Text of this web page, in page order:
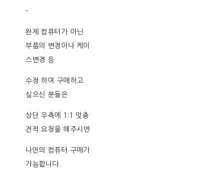
-
완제 컴퓨터가 아닌
부품의 변경이나 케이
스변경 등
수정 하여 구매하고
싶으신 분들은
상단 우측에 1:1 맞춤
견적 요청을 해주시면
나만의 컴퓨터 구매가
가능합니다.